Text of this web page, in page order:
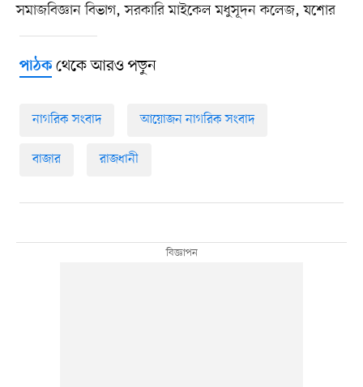
সমাজবিজ্ঞান বিভাগ, সরকারি মাইকেল মধুসূদন কলেজ, যশোর
পাঠকথেকে আরও পড়ুন
নাগরিক সংবাদ আয়োজন নাগরিক সংবাদ
বাজার রাজধানী